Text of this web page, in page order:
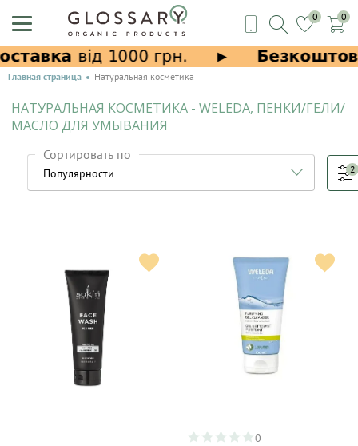
0 0
Главная страница Натуральная косметика
НАТУРАЛЬНАЯ КОСМЕТИКА - WELEDA, ПЕНКИ/ГЕЛИ/
МАСЛО ДЛЯ УМЫВАНИЯ
Сортировать по
2
0